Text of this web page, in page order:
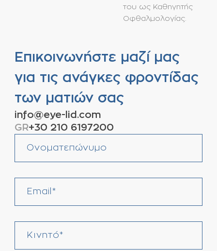
του ως Καθηγητής
Οφθαλμολογίας.
Επικοινωνήστε μαζί μας
για τις ανάγκες φροντίδας
των ματιών σας
info@eye-lid.com
GR+30 210 6197200